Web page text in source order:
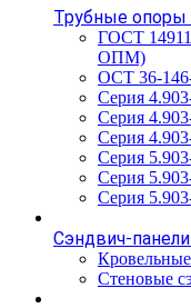
Трубные опоры
ГОСТ
ОПМ)
ОСТ 36-
Серия
Серия
Серия
Серия
Серия
Серия
Сэндвич-панели
Стеновые